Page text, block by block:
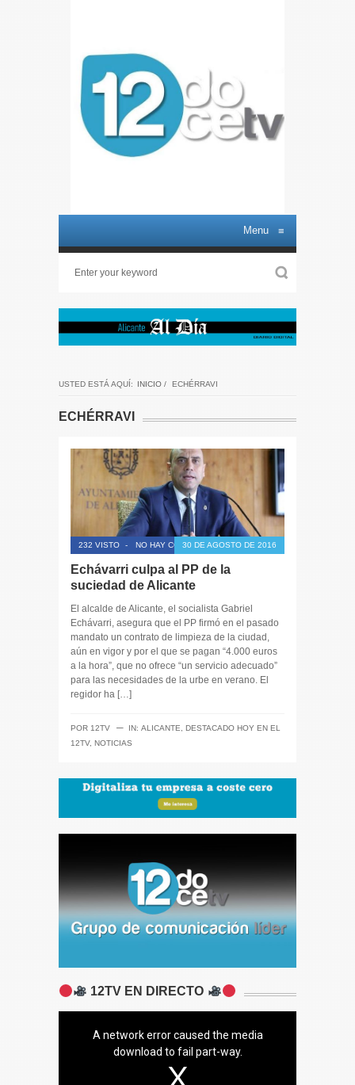
Menu ≡
USTED ESTÁ AQUÍ: INICIO / ECHÉRRAVI
ECHÉRRAVI
232 VISTO - NO HAY COMENTARIOS30 DE AGOSTO DE 2016
Echávarri culpa al PP de la
suciedad de Alicante
El alcalde de Alicante, el socialista Gabriel
Echávarri, asegura que el PP firmó en el pasado
mandato un contrato de limpieza de la ciudad,
aún en vigor y por el que se pagan “4.000 euros
a la hora”, que no ofrece “un servicio adecuado”
para las necesidades de la urbe en verano. El
regidor ha […]
POR 12TV ─ IN: ALICANTE, DESTACADO HOY EN EL
12TV, NOTICIAS
12TV EN DIRECTO
A network error caused the media
download to fail part-way.